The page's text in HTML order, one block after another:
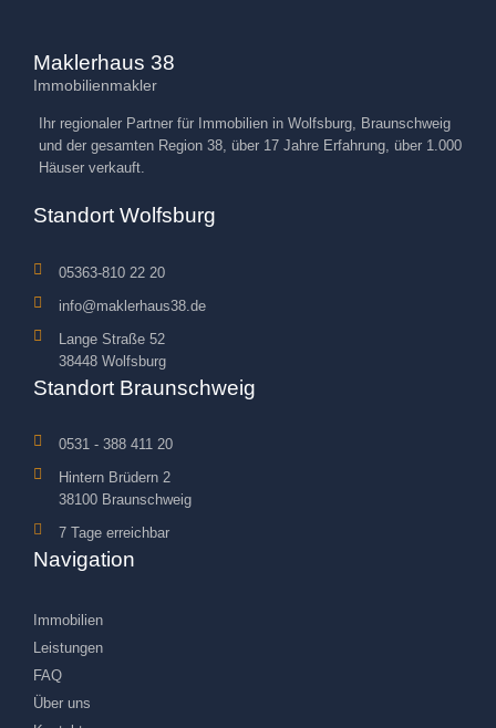
Maklerhaus 38
Immobilienmakler
Ihr regionaler Partner für Immobilien in Wolfsburg, Braunschweig
und der gesamten Region 38, über 17 Jahre Erfahrung, über 1.000
Häuser verkauft.
Standort Wolfsburg
05363-810 22 20
info@maklerhaus38.de
Lange Straße 52
38448 Wolfsburg
Standort Braunschweig
0531 - 388 411 20
Hintern Brüdern 2
38100 Braunschweig
7 Tage erreichbar
Navigation
Immobilien
Leistungen
FAQ
Über uns